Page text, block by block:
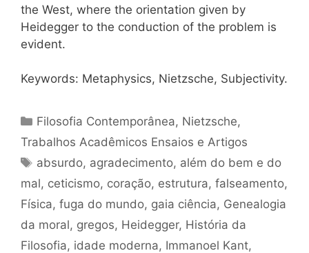
the West, where the orientation given by
Heidegger to the conduction of the problem is
evident.
Keywords: Metaphysics, Nietzsche, Subjectivity.
Categorias
Filosofia Contemporânea, Nietzsche,
Trabalhos Acadêmicos Ensaios e Artigos
Tags
absurdo, agradecimento, além do bem e do
mal, ceticismo, coração, estrutura, falseamento,
Física, fuga do mundo, gaia ciência, Genealogia
da moral, gregos, Heidegger, História da
Filosofia, idade moderna, Immanoel Kant,